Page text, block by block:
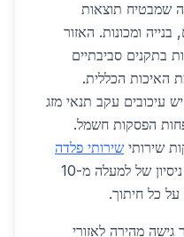
של 0.1 מ"מ, מה שמבטיח תוצאות
ומכונות. האזור
בתקנים סביבתיים
האיכות הכללית.
עיכובים עקב תנאי מזג
הפסקות חשמל.
שירותי שירותי פלדה
מעסיקות טכנאים מוסמכים עם ניסיון של למעלה מ-10
כל חיתוך.
מהירה לאזורי